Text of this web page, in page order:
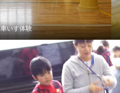
車いす体験